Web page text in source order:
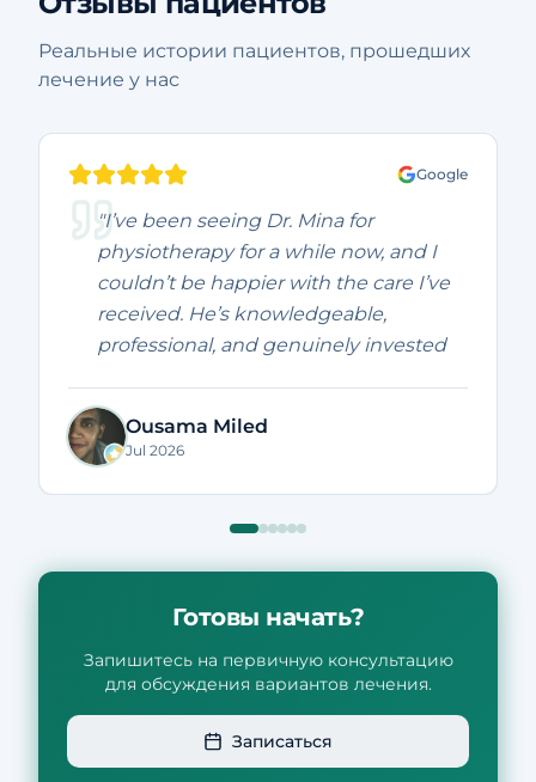
Реальные истории пациентов, прошедших
лечение у нас
Google
"I’ve been seeing Dr. Mina for
physiotherapy for a while now, and I
couldn’t be happier with the care I’ve
received. He’s knowledgeable,
professional, and genuinely invested
seen real improvements in my pain
and mobility, and every session has
been worthwhile. Highly
recommended to anyone looking for
an excellent physiotherapist. Thank
you, Dr. Mina!"
Ousama Miled
Jul 2026
Готовы начать?
Запишитесь на первичную консультацию
для обсуждения вариантов лечения.
Записаться